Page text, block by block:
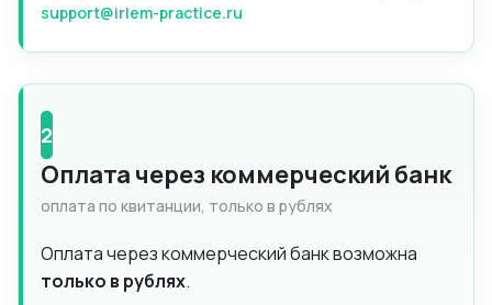
support@irlem-practice.ru
Оплата через коммерческий банк
оплата по квитанции, только в рублях
2
Оплата через коммерческий банк возможна
только в рублях.